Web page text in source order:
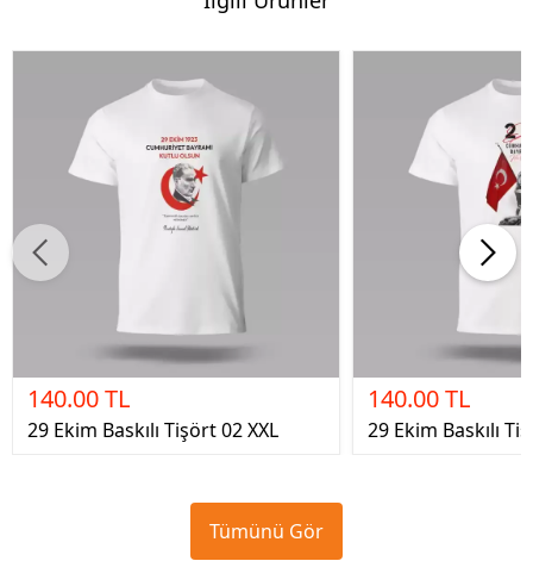
140.00 TL
29 Ekim Baskılı Tişört 02 XXL
140.00 TL
29 Ekim Baskılı
Tümünü Gör